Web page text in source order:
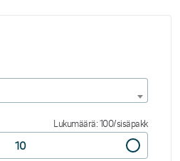
Lukumäärä: 100/sisäpakk